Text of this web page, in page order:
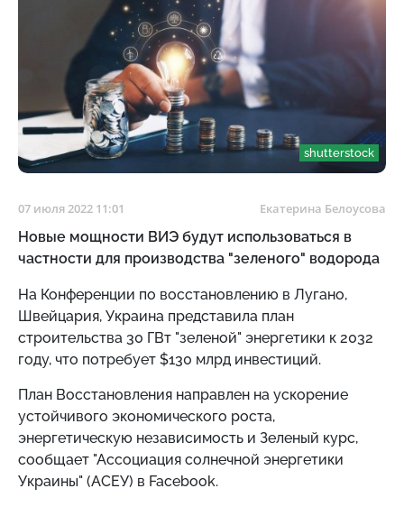
shutterstock
07 июля 2022 11:01 Екатерина Белоусова
Новые мощности ВИЭ будут использоваться в
частности для производства "зеленого" водорода
На Конференции по восстановлению в Лугано,
Швейцария, Украина представила план
строительства 30 ГВт "зеленой" энергетики к 2032
году, что потребует $130 млрд инвестиций.
План Восстановления направлен на ускорение
устойчивого экономического роста,
энергетическую независимость и Зеленый курс,
сообщает "Ассоциация солнечной энергетики
Украины" (АСЕУ) в Facebook.